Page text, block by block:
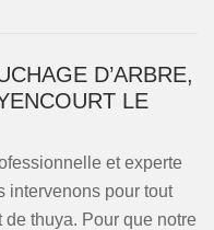
D’ARBRE,
LE
et experte
intervenons pour tout
de thuya. Pour que notre